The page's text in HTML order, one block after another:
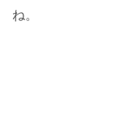
ね。